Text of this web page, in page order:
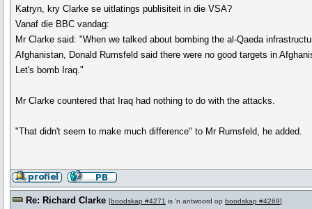
Katryn, kry Clarke se uitlatings publisiteit in die VSA?
Vanaf die BBC vandag:
Mr Clarke said: "When we talked about bombing the al-Qaeda
Afghanistan, Donald Rumsfeld said there were no good targets in
Let's bomb Iraq."
Mr Clarke countered that Iraq had nothing to do with the attacks.
"That didn't seem to make much difference" to Mr Rumsfeld, he added.
Re: Richard Clarke [boodskap #4271 is 'n antwoord op boodskap #4269]